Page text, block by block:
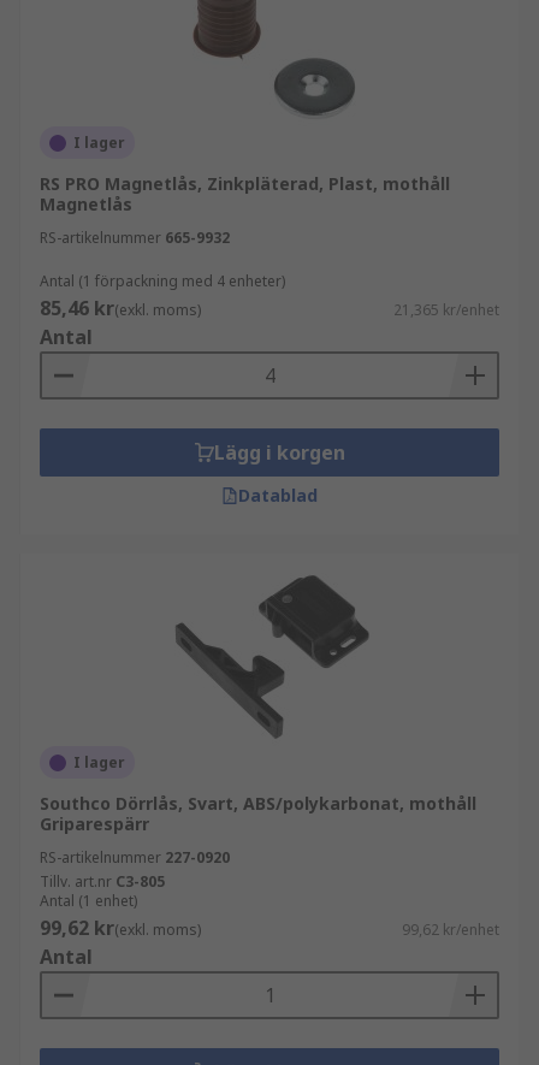
I lager
RS PRO Magnetlås, Zinkpläterad, Plast, mothåll
Magnetlås
RS-artikelnummer 665-9932
Antal (1 förpackning med 4 enheter)
85,46 kr(exkl. moms) 21,365 kr/enhet
Antal
Lägg i korgen
Datablad
I lager
Southco Dörrlås, Svart, ABS/polykarbonat, mothåll
Griparespärr
RS-artikelnummer 227-0920
Tillv. art.nr C3-805
Antal (1 enhet)
99,62 kr(exkl. moms) 99,62 kr/enhet
Antal